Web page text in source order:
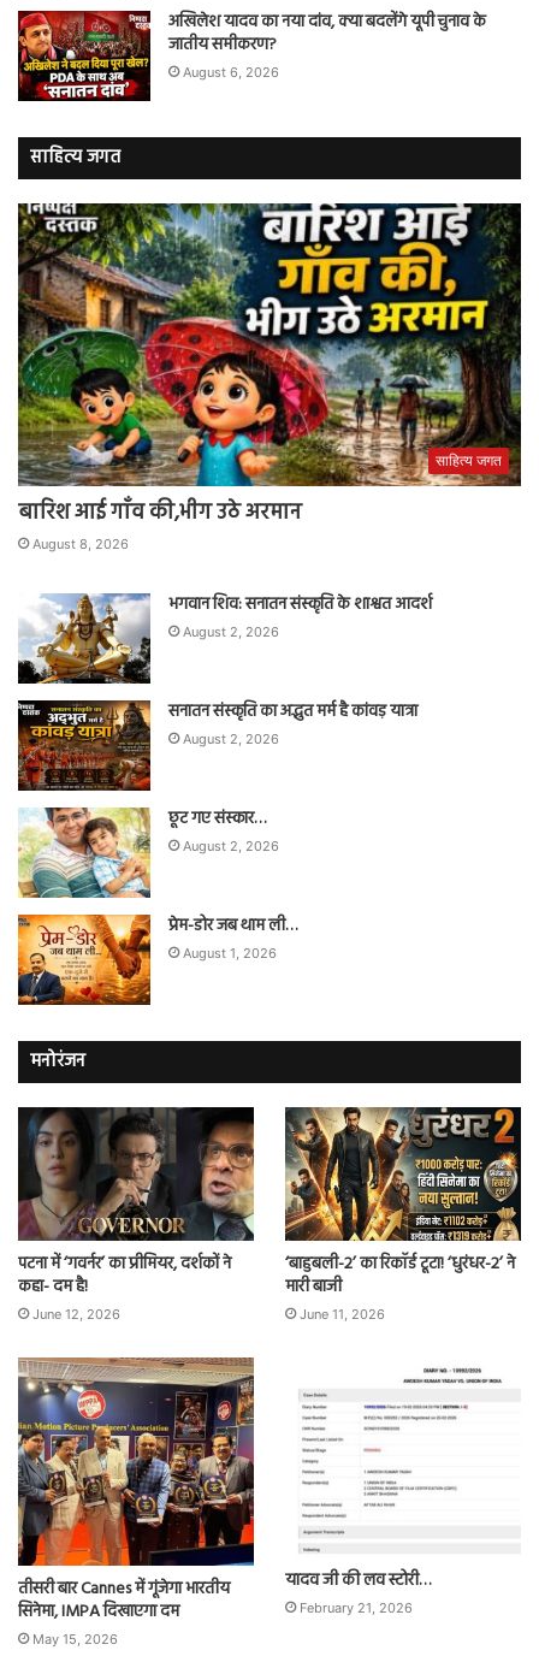
अखिलेश यादव का नया दांव, क्या बदलेंगे यूपी चुनाव के
जातीय समीकरण?
August 6, 2026
साहित्य जगत
साहित्य जगत
बारिश आई गाँव की,भीग उठे अरमान
August 8, 2026
भगवान शिव: सनातन संस्कृति के शाश्वत आदर्श
August 2, 2026
सनातन संस्कृति का अद्भुत मर्म है कांवड़ यात्रा
August 2, 2026
छूट गए संस्कार…
August 2, 2026
प्रेम-डोर जब थाम ली…
August 1, 2026
मनोरंजन
पटना में ‘गवर्नर’ का प्रीमियर, दर्शकों ने
कहा- दम है!
June 12, 2026
‘बाहुबली-2’ का रिकॉर्ड टूटा! ‘धुरंधर-2’ ने
मारी बाजी
June 11, 2026
तीसरी बार Cannes में गूंजेगा भारतीय
सिनेमा, IMPA दिखाएगा दम
May 15, 2026
यादव जी की लव स्टोरी…
February 21, 2026